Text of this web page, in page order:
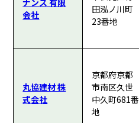
ナンス 有限
会社
田泓ノ川町
23番地
丸協建材 株
式会社
京都府京都
市南区久世
中久町681番
地